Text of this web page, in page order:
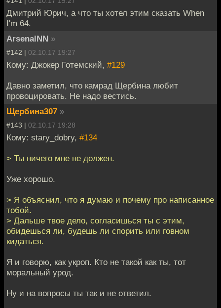
Дмитрий Юрич, а что ты хотел этим сказать When
I'm 64.
ArsenalNN »
#142 | 02.10.17 19:27
Кому: Джокер Готемский, #129
Давно заметил, что камрад Щербина любит
провоцировать. Не надо вестись.
Щербина307 »
#143 | 02.10.17 19:28
Кому: stary_dobry, #134
> Ты ничего мне не должен.
Уже хорошо.
> Я объяснил, что я думаю и почему про написанное
тобой.
> Дальше твое дело, согласишься ты с этим,
обидешься ли, будешь ли спорить или говном
кидаться.
Я и говорю, как укроп. Кто не такой как ты, тот
моральный урод.
Ну и на вопросы ты так и не ответил.